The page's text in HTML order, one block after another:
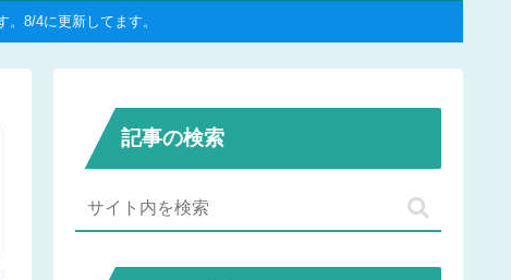
8/4に更新してます。
記事の検索